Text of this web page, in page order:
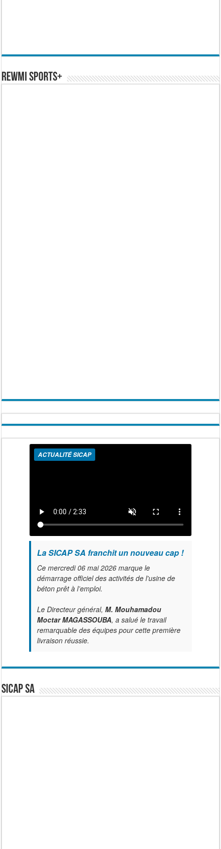
REWMI SPORTS+
ACTUALITÉ SICAP
La SICAP SA franchit un nouveau cap !
Ce mercredi 06 mai 2026 marque le
démarrage officiel des activités de l'usine de
béton prêt à l’emploi.
Le Directeur général, M. Mouhamadou
Moctar MAGASSOUBA, a salué le travail
remarquable des équipes pour cette première
livraison réussie.
SICAP SA